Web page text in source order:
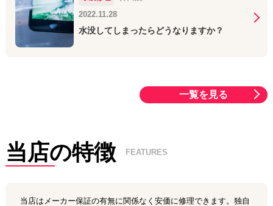
2022.11.28
水没してしまったらどうなりますか？
一覧を見る
当店の特徴 FEATURES
当店はメーカー保証の有無に関係なく安価に修理できます。独自